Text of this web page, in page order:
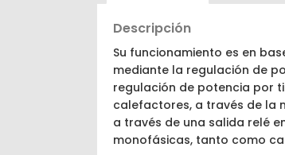
Descripción
Su funcionamiento es en
mediante la regulación de
regulación de potencia por
calefactores, a través de la
a través de una salida relé
monofásicas, tanto como